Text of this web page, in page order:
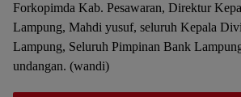
Forkopimda Kab. Pesawaran, Direktur
Lampung, Mahdi yusuf, seluruh Kepala
Lampung, Seluruh Pimpinan Bank
undangan. (wandi)